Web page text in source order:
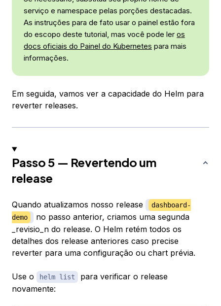
serviço e namespace pelas porções destacadas.
As instruções para de fato usar o painel estão fora
do escopo deste tutorial, mas você pode ler os
docs oficiais do Painel do Kubernetes para mais
informações.
Em seguida, vamos ver a capacidade do Helm para
reverter releases.
Passo 5 — Revertendo um
release
Quando atualizamos nosso release
dashboard-
demo
no passo anterior, criamos uma segunda
_revisio_n do release. O Helm retém todos os
detalhes dos release anteriores caso precise
reverter para uma configuração ou chart prévia.
Use o helm list
para verificar o release
novamente: